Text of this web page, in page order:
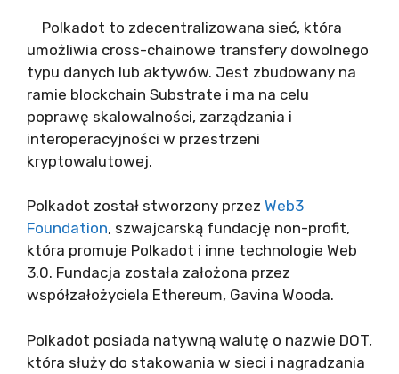
Polkadot to zdecentralizowana sieć, która
umożliwia cross-chainowe transfery dowolnego
typu danych lub aktywów. Jest zbudowany na
ramie blockchain Substrate i ma na celu
poprawę skalowalności, zarządzania i
interoperacyjności w przestrzeni
kryptowalutowej.
Polkadot został stworzony przez Web3
Foundation, szwajcarską fundację non-profit,
która promuje Polkadot i inne technologie Web
3.0. Fundacja została założona przez
współzałożyciela Ethereum, Gavina Wooda.
Polkadot posiada natywną walutę o nazwie DOT,
która służy do stakowania w sieci i nagradzania